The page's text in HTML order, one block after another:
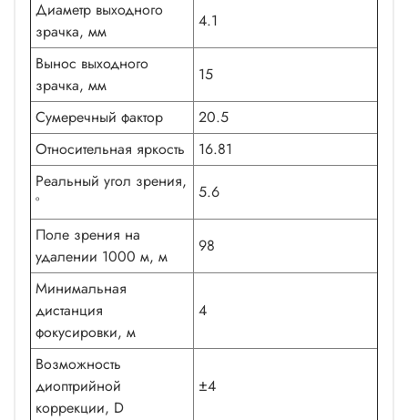
Диаметр выходного
зрачка, мм
4.1
Вынос выходного
зрачка, мм
15
Сумеречный фактор
20.5
Относительная яркость
16.81
Реальный угол зрения,
°
5.6
Поле зрения на
удалении 1000 м, м
98
Минимальная
дистанция
фокусировки, м
4
Возможность
диоптрийной
коррекции, D
±4